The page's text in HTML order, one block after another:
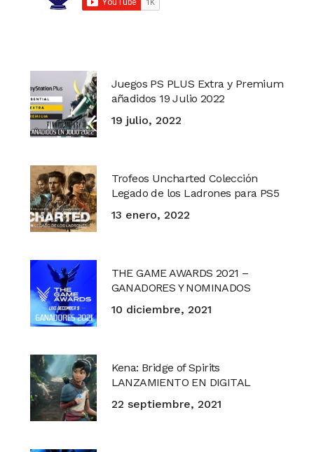
Juegos PS PLUS Extra y Premium
añadidos 19 Julio 2022
19 julio, 2022
Trofeos Uncharted Colección
Legado de los Ladrones para PS5
13 enero, 2022
THE GAME AWARDS 2021 –
GANADORES Y NOMINADOS
10 diciembre, 2021
Kena: Bridge of Spirits
LANZAMIENTO EN DIGITAL
22 septiembre, 2021